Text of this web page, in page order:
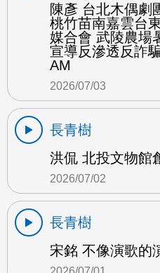
陳彥 台北木偶劇
桃竹苗南嘉雲台
媒合會 武陵農場
宣導反滲透反詐
AM
2026/07/03
長青樹
洪侃 北投文物館
2026/07/02
長青樹
宋銘 不像演歌的